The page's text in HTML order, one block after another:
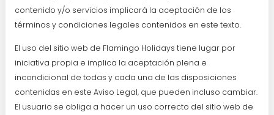
contenido y/o servicios implicará la aceptación de los
términos y condiciones legales contenidos en este texto.
El uso del sitio web de Flamingo Holidays tiene lugar por
iniciativa propia e implica la aceptación plena e
incondicional de todas y cada una de las disposiciones
contenidas en este Aviso Legal, que pueden incluso cambiar.
El usuario se obliga a hacer un uso correcto del sitio web de